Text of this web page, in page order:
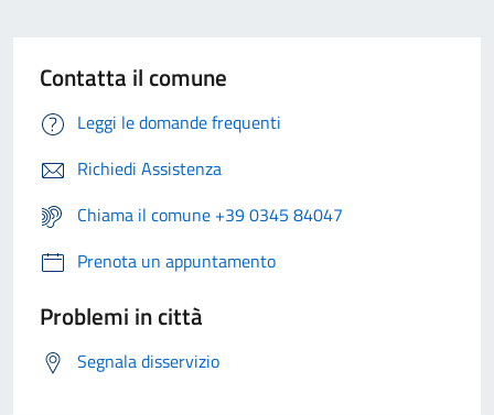
Contatta il comune
Leggi le domande frequenti
Richiedi Assistenza
Chiama il comune +39 0345 84047
Prenota un appuntamento
Problemi in città
Segnala disservizio